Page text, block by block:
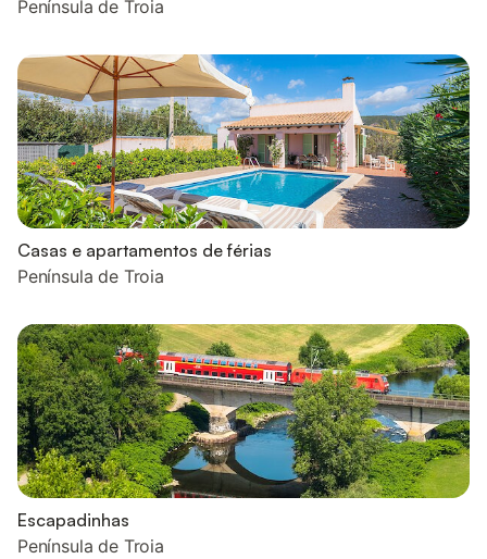
Península de Troia
Casas e apartamentos de férias
Península de Troia
Escapadinhas
Península de Troia